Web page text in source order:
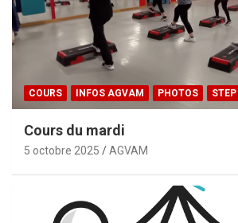
COURS INFOS AGVAM PHOTOS STEP
Cours du mardi
5 octobre 2025 AGVAM